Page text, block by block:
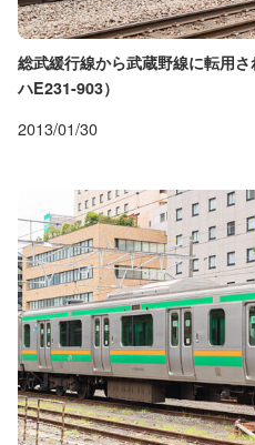
総武緩行線から武蔵野線に転用
ハE231-903）
2013/01/30